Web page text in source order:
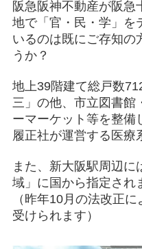
阪急阪神不動産が阪急
地で「官・民・学」を
いるのは既にご存知の
うか？
地上39階建て総戸数
三」 の他、市立図書館
ーマーケット等を整備
履正社が運営する医療
また、新大阪駅周辺に
域」 に国から指定され
（昨年10月の法改正
受けられます）